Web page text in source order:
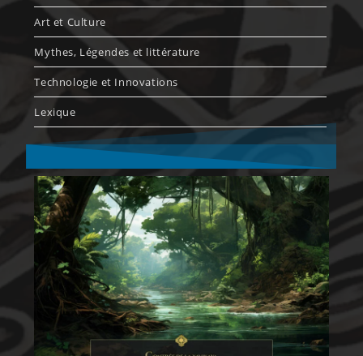
Art et Culture
Mythes, Légendes et littérature
Technologie et Innovations
Lexique